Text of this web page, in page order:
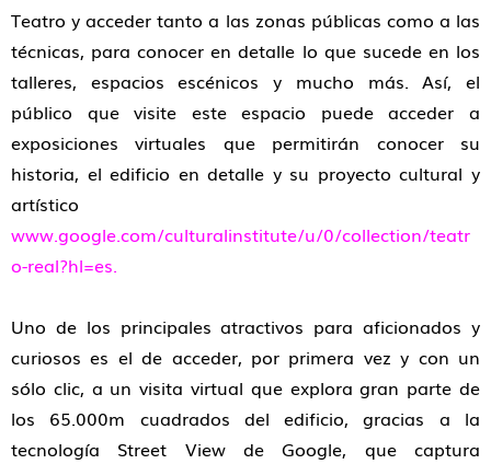
Teatro y acceder tanto a las zonas públicas como a las
técnicas, para conocer en detalle lo que sucede en los
talleres, espacios escénicos y mucho más. Así, el
público que visite este espacio puede acceder a
exposiciones virtuales que permitirán conocer su
historia, el edificio en detalle y su proyecto cultural y
artístico
www.google.com/culturalinstitute/u/0/collection/teatr
o-real?hl=es.
Uno de los principales atractivos para aficionados y
curiosos es el de acceder, por primera vez y con un
sólo clic, a un visita virtual que explora gran parte de
los 65.000m cuadrados del edificio, gracias a la
tecnología Street View de Google, que captura